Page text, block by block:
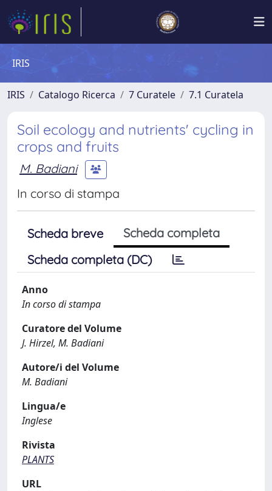
IRIS
IRIS Catalogo Ricerca 7 Curatele 7.1 Curatela
Soil ecology and nutrients' cycling in
crops and fruits
M. Badiani
In corso di stampa
Scheda breve
Scheda completa
Scheda completa (DC)
Anno
In corso di stampa
Curatore del Volume
J. Hirzel, M. Badiani
Autore/i del Volume
M. Badiani
Lingua/e
Inglese
Rivista
PLANTS
URL